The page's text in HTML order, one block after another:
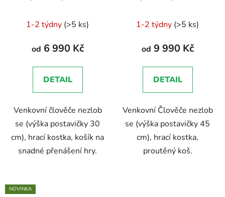
hodnocení
produktu
5,0
z
hvězdiček.
1-2 týdny (>5 ks)
od 6 990 Kč
DETAIL
Venkovní člověče nezlob
se (výška postavičky 30
cm), hrací kostka, košík na
snadné přenášení hry.
1-2 týdny (>5 ks)
od 9 990 Kč
DETAIL
Venkovní Člověče nezlob
se (výška postavičky 45
cm), hrací kostka,
proutěný koš.
NOVINKA